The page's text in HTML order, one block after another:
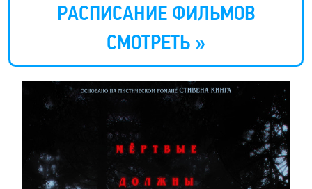
РАСПИСАНИЕ ФИЛЬМОВ
СМОТРЕТЬ »